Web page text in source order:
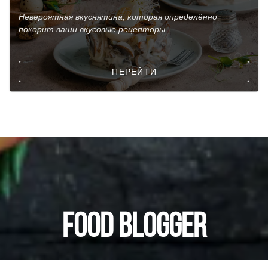
Невероятная вкуснятина, которая определённо
покорит ваши вкусовые рецепторы.
ПЕРЕЙТИ
FOOD BLOGGER